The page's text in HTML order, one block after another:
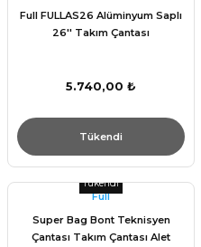
Full FULLAS26 Alüminyum Saplı
26'' Takım Çantası
5.740,00 ₺
Tükendi
Tükendi
Full
Super Bag Bont Teknisyen
Çantası Takım Çantası Alet